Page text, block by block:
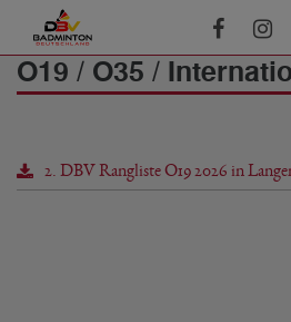
O19 / O35 /
2. DBV Rangliste O19 2026 in